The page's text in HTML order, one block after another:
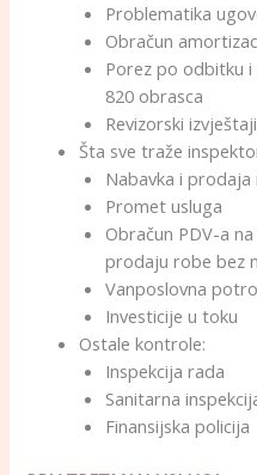
Problematika
Obračun
Porez po odbitku
820 obrasca
Revizorski izvještaji
Šta sve traže
Nabavka i prodaja
Promet usluga
Obračun PDV-a
prodaju robe bez
Vanposlovna
Investicije u toku
Ostale kontrole:
Inspekcija rada
Sanitarna
Finansijska policija